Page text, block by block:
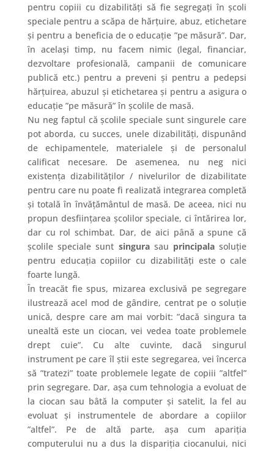
pentru copiii cu dizabilități să fie segregați în școli
speciale pentru a scăpa de hărțuire, abuz, etichetare
și pentru a beneficia de o educație ”pe măsură”. Dar,
în același timp, nu facem nimic (legal, financiar,
dezvoltare profesională, campanii de comunicare
publică etc.) pentru a preveni și pentru a pedepsi
hărțuirea, abuzul și etichetarea și pentru a asigura o
educație ”pe măsură” în școlile de masă.
Nu neg faptul că școlile speciale sunt singurele care
pot aborda, cu succes, unele dizabilități, dispunând
de echipamentele, materialele și de personalul
calificat necesare. De asemenea, nu neg nici
existența dizabilităților / nivelurilor de dizabilitate
pentru care nu poate fi realizată integrarea completă
și totală în învățământul de masă. De aceea, nici nu
propun desființarea școlilor speciale, ci întărirea lor,
dar cu rol schimbat. Dar, de aici până a spune că
școlile speciale sunt singura sau principalasoluție
pentru educația copiilor cu dizabilități este o cale
foarte lungă.
În treacăt fie spus, mizarea exclusivă pe segregare
ilustrează acel mod de gândire, centrat pe o soluție
unică, despre care am mai vorbit: ”dacă singura ta
unealtă este un ciocan, vei vedea toate problemele
drept cuie”. Cu alte cuvinte, dacă singurul
instrument pe care îl știi este segregarea, vei încerca
să ”tratezi” toate problemele legate de copiii ”altfel”
prin segregare. Dar, așa cum tehnologia a evoluat de
la ciocan sau bâtă la computer și satelit, la fel au
evoluat și instrumentele de abordare a copiilor
”altfel”. Pe de altă parte, așa cum apariția
computerului nu a dus la dispariția ciocanului, nici